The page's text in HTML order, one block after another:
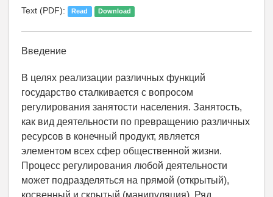
Text (PDF): Read Download
Введение
В целях реализации различных функций
государство сталкивается с вопросом
регулирования занятости населения. Занятость,
как вид деятельности по превращению различных
ресурсов в конечный продукт, является
элементом всех сфер общественной жизни.
Процесс регулирования любой деятельности
может подразделяться на прямой (открытый),